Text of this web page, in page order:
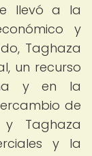
llevó a la
y
Taghaza
un recurso
y en la
de
Taghaza
y la